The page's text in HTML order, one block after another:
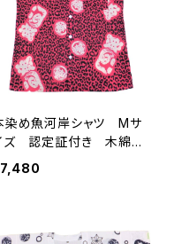
染め魚河岸シャツ Mサ
ズ 認定証付き 木綿
ヒョウ柄 ネオンピン
ク 日本製 注染そめ 浴
ャツ 濱いちシャツ 焼